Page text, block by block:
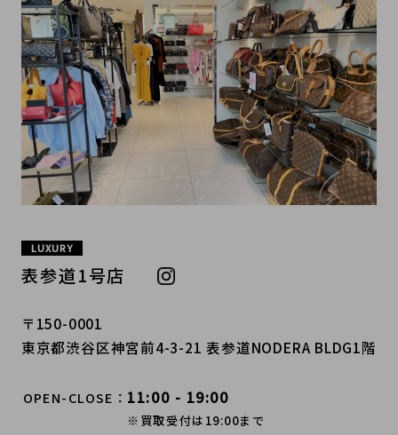
LUXURY
表参道1号店
〒150-0001
東京都渋谷区神宮前4-3-21 表参道NODERA BLDG1階
OPEN-CLOSE 11:00 - 19:00
※買取受付は19:00まで